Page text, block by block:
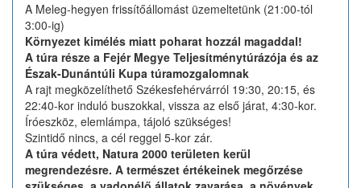
A Meleg-hegyen frissítőállomást üzemeltetünk (21:00-tól
3:00-ig)
Környezet kimélés miatt poharat hozzál magaddal!
A túra része a Fejér Megye Teljesítménytúrázója és az
Észak-Dunántúli Kupa túramozgalomnak
A rajt megközelíthető Székesfehérvárról 19:30, 20:15, és
22:40-kor induló buszokkal, vissza az első járat, 4:30-kor.
Íróeszköz, elemlámpa, tájoló szükséges!
Szintidő nincs, a cél reggel 5-kor zár.
A túra védett, Natura 2000 területen kerül
megrendezésre. A természet értékeinek megőrzése